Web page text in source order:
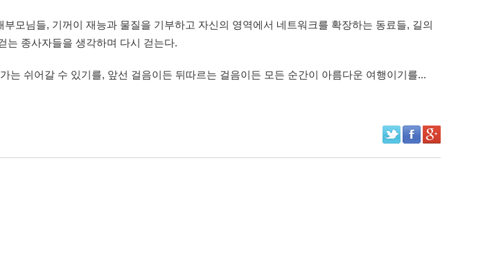
모님들, 기꺼이 재능과 물질을 기부하고 자신의 영역에서 네트워크를 확장하는 동료들, 길의
는 종사자들을 생각하며 다시 걷는다.
는 쉬어갈 수 있기를, 앞선 걸음이든 뒤따르는 걸음이든 모든 순간이 아름다운 여행이기를...